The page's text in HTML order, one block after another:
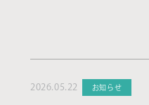
2026.05.22 お知らせ